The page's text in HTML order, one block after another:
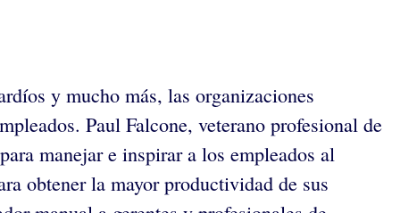
y mucho más, las organizaciones
Paul Falcone, veterano profesional de
manejar e inspirar a los empleados al
obtener la mayor productividad de sus